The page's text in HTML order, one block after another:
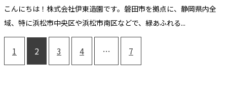
こんにちは！株式会社伊東造園です。磐田市を拠点に、静岡県内全
域、特に浜松市中央区や浜松市南区などで、緑あふれる...
1 2 3 4 … 7